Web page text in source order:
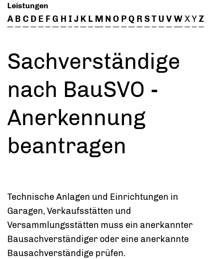
Leistungen
A B C D E FG H I J K L M NO PQ RST U VWXYZ
Sachverständige
nach BauSVO -
Anerkennung
beantragen
Technische Anlagen und Einrichtungen in
Garagen, Verkaufsstätten und
Versammlungsstätten muss ein anerkannter
Bausachverständiger oder eine anerkannte
Bausachverständige prüfen.